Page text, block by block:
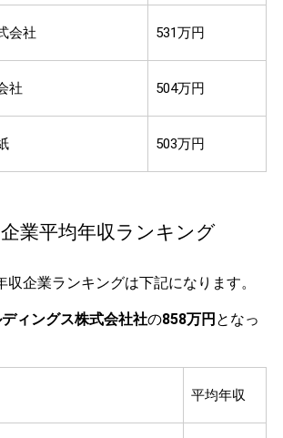
会社 531万円
社 504万円
503万円
業平均年収ランキング
収企業ランキングは下記になります。
ィングス株式会社社の858万円 となっ
平均年収